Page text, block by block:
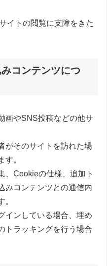
イトの閲覧に支障をきた
コンテンツにつ
画やSNS投稿などの他サ
がそのサイトを訪れた場
す。
、Cookieの仕様、追加ト
みコンテンツとの通信内
。
インしている場合、埋め
トラッキングを行う場合